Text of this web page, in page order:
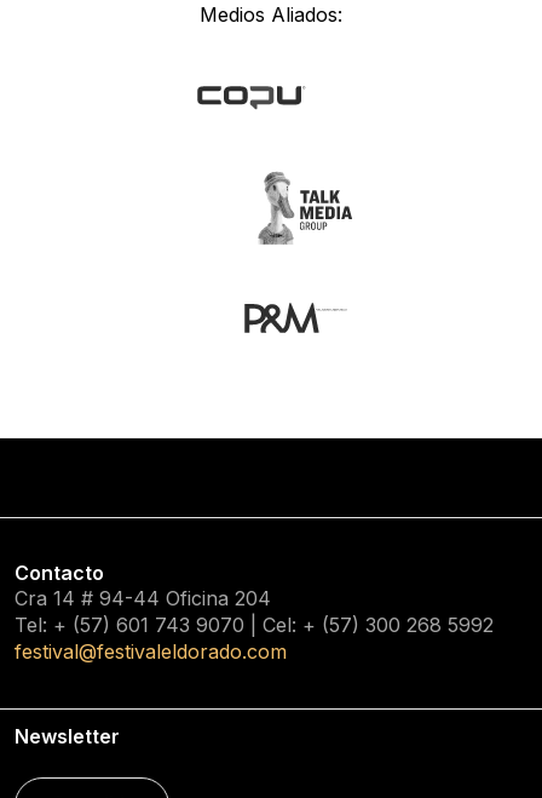
Medios Aliados:
Contacto
Cra 14 # 94-44 Oficina 204
Tel: + (57) 601 743 9070 | Cel: + (57) 300 268 5992
festival@festivaleldorado.com
Newsletter